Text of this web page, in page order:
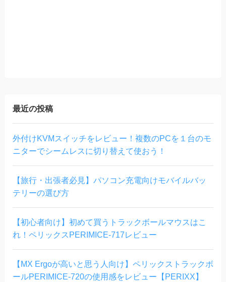
最近の投稿
外付けKVMスイッチをレビュー！複数のPCを１台のモ
ニターでシームレスに切り替えて使おう！
【旅行・出張者必見】パソコン充電向けモバイルバッ
テリーの選び方
【初心者向け】初めて買うトラックボールマウスはこ
れ！ペリックスPERIMICE-717レビュー
【MX Ergoが高いと思う人向け】ペリックストラックボ
ールPERIMICE-720の使用感をレビュー【PERIXX】